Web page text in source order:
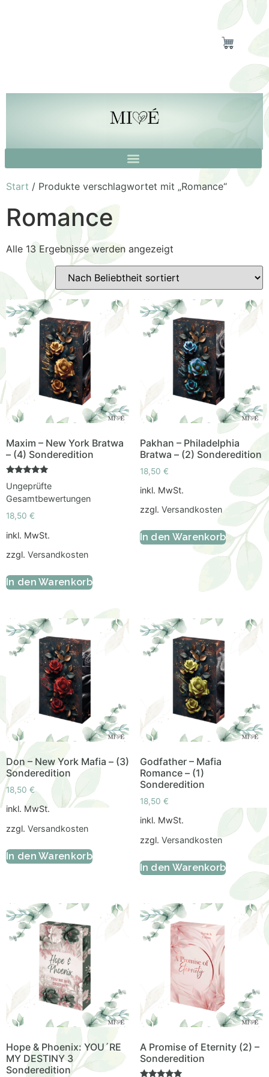
Start / Produkte verschlagwortet mit „Romance“
Romance
Alle 13 Ergebnisse werden angezeigt
Maxim – New York Bratwa
– (4) Sonderedition
Bewertet
mit
5.00
von 5
Ungeprüfte
Gesamtbewertungen
18,50 €
inkl. MwSt.
zzgl. Versandkosten
In den Warenkorb
Pakhan – Philadelphia
Bratwa – (2) Sonderedition
18,50 €
inkl. MwSt.
zzgl. Versandkosten
In den Warenkorb
Don – New York Mafia – (3)
Sonderedition
18,50 €
inkl. MwSt.
zzgl. Versandkosten
In den Warenkorb
Godfather – Mafia
Romance – (1)
Sonderedition
18,50 €
inkl. MwSt.
zzgl. Versandkosten
In den Warenkorb
Hope & Phoenix: YOU´RE
MY DESTINY 3
Sonderedition
A Promise of Eternity (2) –
Sonderedition